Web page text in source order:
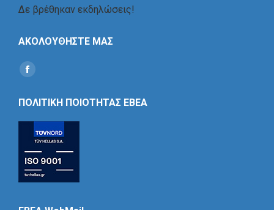
Δε βρέθηκαν εκδηλώσεις!
ΑΚΟΛΟΥΘΗΣΤΕ ΜΑΣ
Find us on:
Social
ΠΟΛΙΤΙΚΗ ΠΟΙΟΤΗΤΑΣ ΕΒΕΑ